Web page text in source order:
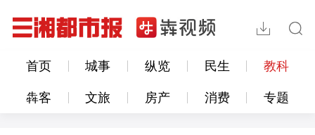
首页 城事 纵览 民生 教科
犇客 文旅 房产 消费 专题